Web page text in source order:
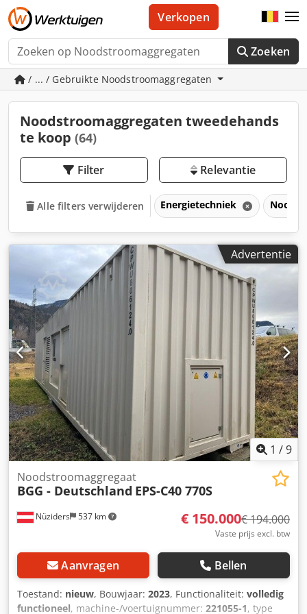
Zoeken
Verkopen
/ ... / Gebruikte Noodstroomaggregaten
Noodstroomaggregaten tweedehands
te koop (64)
Filter Relevantie
Alle filters verwijderen Energietechniek
Advertentie
1 /9
Nüziders 537 km
Noodstroomaggregaat
BGG - Deutschland EPS-C40 770S
€ 150.000€ 194.000
Vaste prijs excl. btw
Aanvragen Bellen
Toestand: nieuw, Bouwjaar: 2023, Functionaliteit: volledig
functioneel, machine-/voertuignummer: 221055-1, type